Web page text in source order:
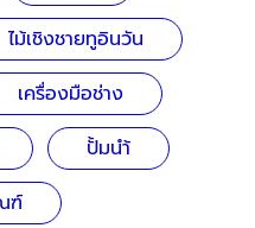
ไม้เชิงชายทูอินวัน
เครื่องมือช่าง
ปั้มนำ้
ฑ์